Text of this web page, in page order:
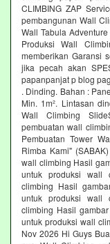
CLIMBING ZAP
pembangunan Wall
Wall Tabula
Produksi Wall
memberikan Garansi
jika pecah akan
papanpanjat p blog
. Dinding. Bahan :
Min. 1m². Lintasan
Wall Climbing
pembuatan wall
Pembuatan Tower
Rimba Kami"
wall climbing Hasil
untuk produksi wall
climbing Hasil
untuk produksi wall
climbing Hasil
untuk produksi wall
Nov 2026 Hi Guys